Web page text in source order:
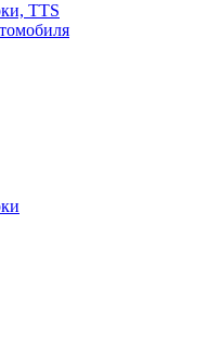
TTS